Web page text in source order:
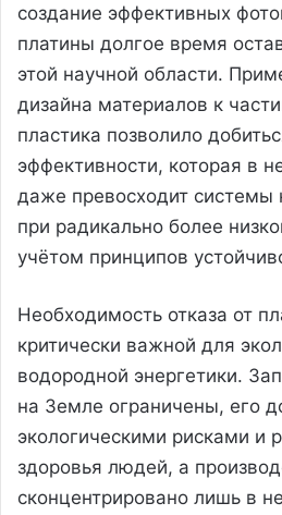
создание эффективных
платины долгое время
этой научной области.
дизайна материалов к
пластика позволило
эффективности, которая в
даже превосходит системы
при радикально более
учётом принципов
Необходимость отказа от
критически важной для
водородной энергетики.
на Земле ограничены, его
экологическими рисками и
здоровья людей, а
сконцентрировано лишь в